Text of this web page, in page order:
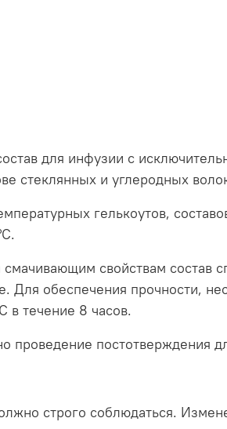
для инфузии с
стеклянных и углеродных
гелькоутов,
свойствам
Для обеспечения прочности,
в течение 8 часов.
постотверждения
строго соблюдаться.